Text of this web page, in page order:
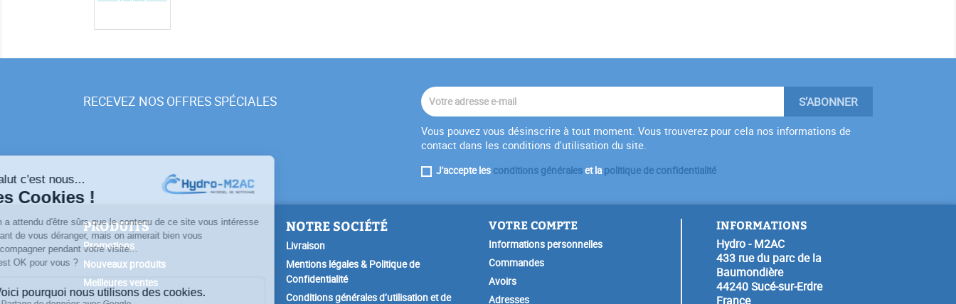
RECEVEZ NOS OFFRES SPÉCIALES
Vous pouvez vous désinscrire à tout moment. Vous trouverez pour cela nos informations de
contact dans les conditions d'utilisation du site.
J'accepte les conditions généraleset lapolitique de confidentialité
PRODUITS
Promotions
Nouveaux produits
Meilleures ventes
NOTRE SOCIÉTÉ
Livraison
Mentions légales & Politique de
Confidentialité
Conditions générales d’utilisation et de
VOTRE COMPTE
Informations personnelles
Commandes
Avoirs
Adresses
INFORMATIONS
Hydro - M2AC
433 rue du parc de la
Baumondière
44240 Sucé-sur-Erdre
France